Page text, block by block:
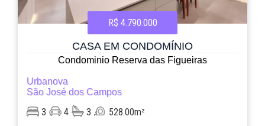
R$ 4.790.000
CASA EM CONDOMÍNIO
Condominio Reserva das Figueiras
Urbanova
São José dos Campos
3 4 3 528.00m²